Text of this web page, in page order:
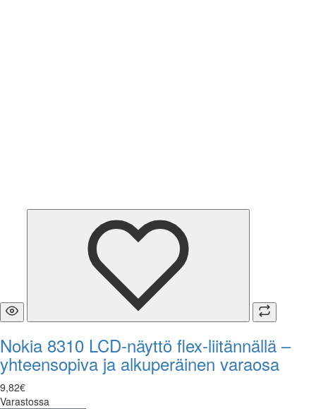
Nokia 8310 LCD-näyttö flex-liitännällä –
yhteensopiva ja alkuperäinen varaosa
9,82€
Varastossa